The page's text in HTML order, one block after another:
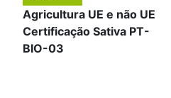
Agricultura UE e não UE
Certificação Sativa PT-
BIO-03